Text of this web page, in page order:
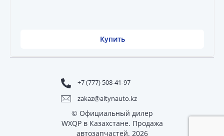
Купить
+7 (777) 508-41-97
zakaz@altynauto.kz
© Официальный дилер
WXQP в Казахстане. Продажа
автозапчастей. 2026